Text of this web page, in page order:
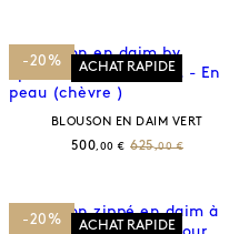
-20% ACHAT RAPIDE
BLOUSON EN DAIM VERT
500,00 € 625,00 €
-20% ACHAT RAPIDE